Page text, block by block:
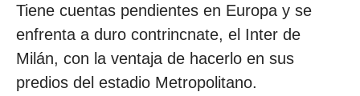
Tiene cuentas pendientes en Europa y se
enfrenta a duro contrincnate, el Inter de
Milán, con la ventaja de hacerlo en sus
predios del estadio Metropolitano.